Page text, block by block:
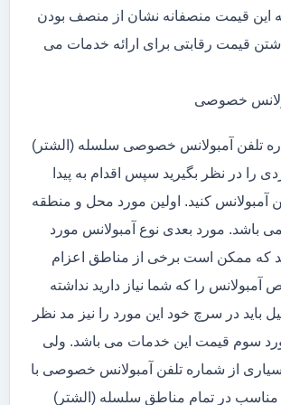
این قیمت منصفانه نشان از منصف بودن
قیمت رقابتی برای ارائه خدمات می
خصوصی
تلفن آمبولانس خصوصی سلسله (الشتر)
را در نظر بگیرید سپس اقدام به پیدا
آمبولانس کنید. اولین مورد محل و منطقه
می باشد. مورد بعدی نوع آمبولانس مورد
که ممکن است برخی از مناطق اعزام
آمبولانس را که شما نیاز دارید نداشته
باید در سرچ خود این مورد را نیز مد نظر
سوم قیمت این خدمات می باشد. ولی
از شماره تلفن آمبولانس خصوصی با
مناسب در تمام مناطق سلسله (الشتر)